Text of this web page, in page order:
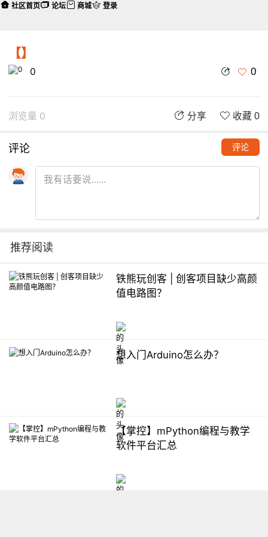
【】
0 0
浏览量 0 分享 收藏 0
评论 评论
推荐阅读
铁熊玩创客 | 创客项目缺少高颜
值电路图？
想入门Arduino怎么办？
【掌控】mPython编程与教学
软件平台汇总
社区首页 论坛 商城 登录